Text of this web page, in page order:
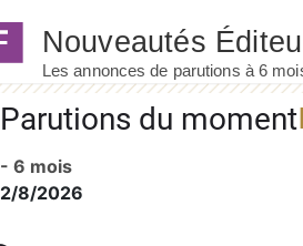
Parutions du moment
- 6 mois
2/8/2026